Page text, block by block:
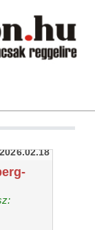
2026.02.18